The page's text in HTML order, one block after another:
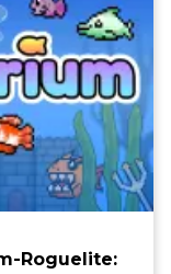
Roguelite: